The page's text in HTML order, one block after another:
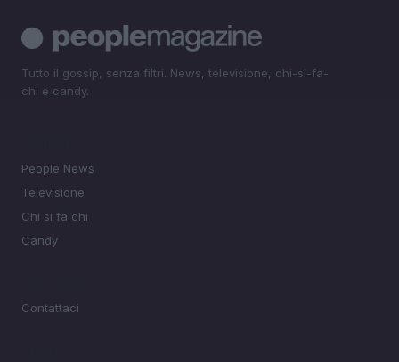
Tutto il gossip, senza filtri. News, televisione, chi-si-fa-
chi e candy.
People News
Televisione
Chi si fa chi
Candy
Contattaci